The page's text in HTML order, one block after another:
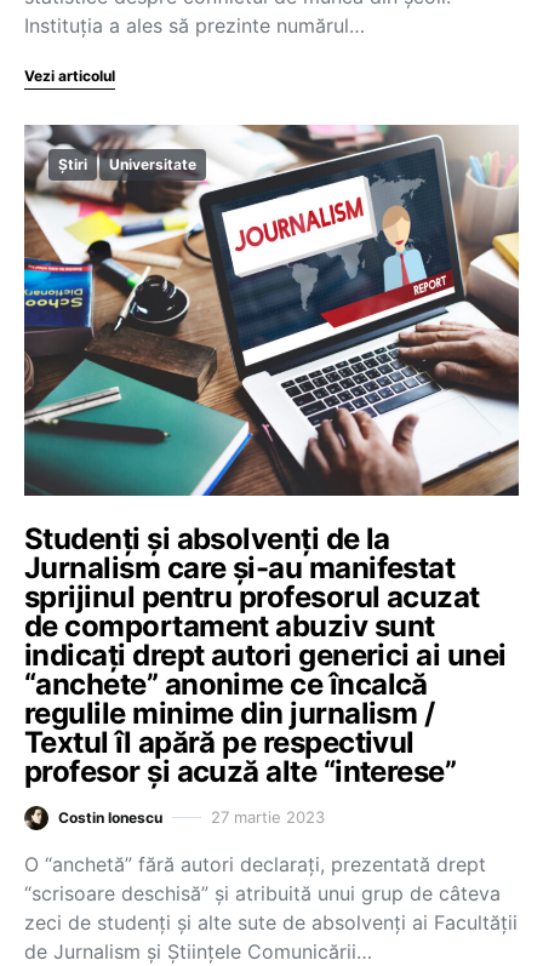
Instituția a ales să prezinte numărul…
Vezi articolul
Știri Universitate
Studenți și absolvenți de la
Jurnalism care și-au manifestat
sprijinul pentru profesorul acuzat
de comportament abuziv sunt
indicați drept autori generici ai unei
“anchete” anonime ce încalcă
regulile minime din jurnalism /
Textul îl apără pe respectivul
profesor și acuză alte “interese”
Costin Ionescu 27 martie 2023
O “anchetă” fără autori declarați, prezentată drept
“scrisoare deschisă” și atribuită unui grup de câteva
zeci de studenți și alte sute de absolvenți ai Facultății
de Jurnalism și Științele Comunicării…